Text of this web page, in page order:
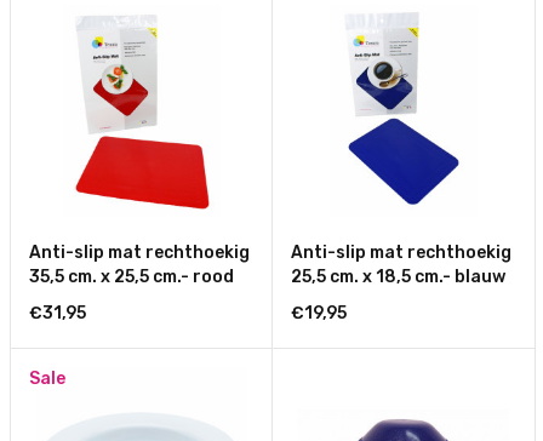
Anti-slip mat rechthoekig
35,5 cm. x 25,5 cm.- rood
€31,95
Anti-slip mat rechthoekig
25,5 cm. x 18,5 cm.- blauw
€19,95
Sale